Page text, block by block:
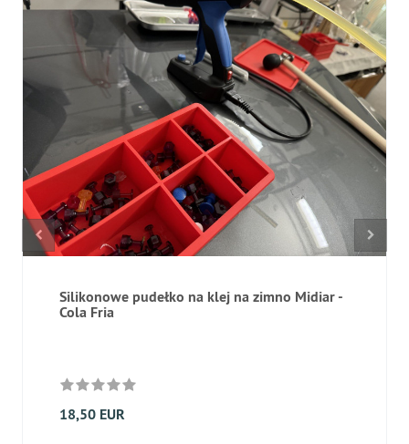
Silikonowe pudełko na klej na zimno Midiar -
Cola Fria
18,50 EUR